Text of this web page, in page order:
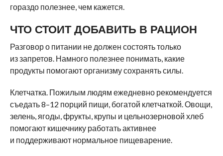
гораздо полезнее, чем кажется.
ЧТО СТОИТ ДОБАВИТЬ В РАЦИОН
Разговор о питании не должен состоять только
из запретов. Намного полезнее понимать, какие
продукты помогают организму сохранять силы.
Клетчатка. Пожилым людям ежедневно рекомендуется
съедать 8–12 порций пищи, богатой клетчаткой. Овощи,
зелень, ягоды, фрукты, крупы и цельнозерновой хлеб
помогают кишечнику работать активнее
и поддерживают нормальное пищеварение.